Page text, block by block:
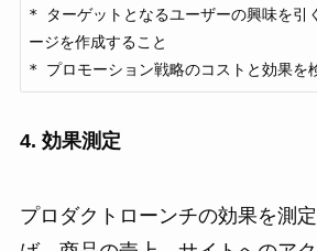
* ターゲットとなるユーザーの興味を引
ージを作成すること
* プロモーション戦略のコストと効果を
4. 効果測定
プロダクトローンチの効果を測